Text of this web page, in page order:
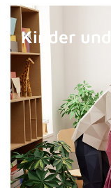
Kinder